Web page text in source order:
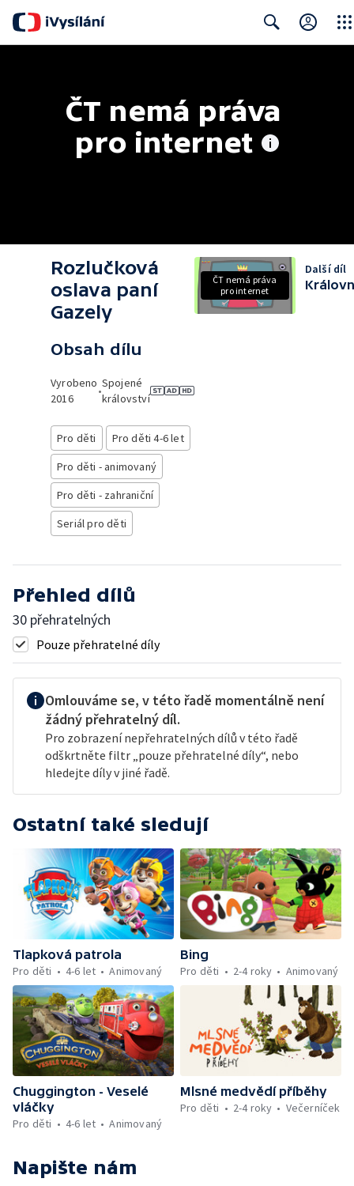
ČT nemá práva
pro internet
Rozlučková
oslava paní
Gazely
Obsah dílu
Vyrobeno
2016
•
Spojené
království
Pro děti
Pro děti 4-6 let
Pro děti - animovaný
Pro děti - zahraniční
Seriál pro děti
ČT nemá práva
pro internet
Další díl
Přehled dílů
30 přehratelných
Pouze přehratelné díly
Omlouváme se, v této řadě momentálně není
žádný přehratelný díl.
Pro zobrazení nepřehratelných dílů v této řadě
odškrtněte filtr „pouze přehratelné díly“, nebo
hledejte díly v jiné řadě.
Ostatní také sledují
Tlapková patrola
Pro děti
4-6 let Animovaný
Bing
Pro děti
2-4 roky Animovaný
Chuggington - Veselé
vláčky
Pro děti
4-6 let Animovaný
Mlsné medvědí příběhy
Pro děti
2-4 roky Večerníček
Napište nám